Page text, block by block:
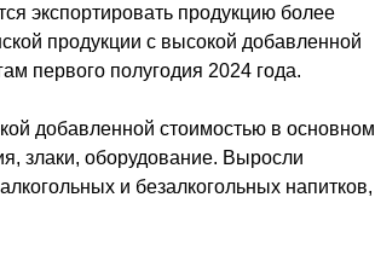
экспортировать продукцию более
продукции с высокой добавленной
первого полугодия 2024 года.
добавленной стоимостью в основном
злаки, оборудование. Выросли
и безалкогольных напитков,